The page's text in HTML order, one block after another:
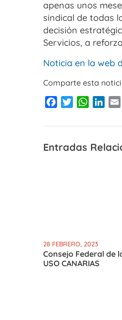
apenas unos
sindical de todas
decisión
Servicios, a
Noticia en la web
Comparte esta
Facebook
Twitter
Entradas
28 FEBRERO, 2023
Consejo Federal de
USO CANARIAS